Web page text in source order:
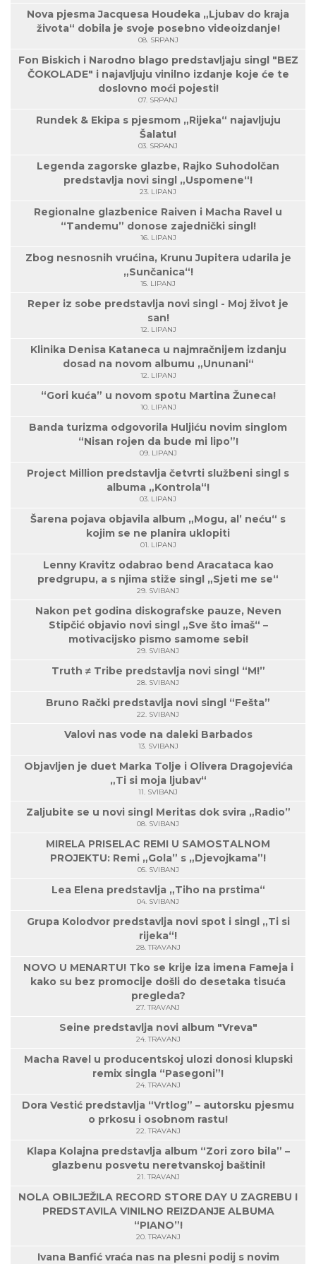
Nova pjesma Jacquesa Houdeka „Ljubav do kraja
života“ dobila je svoje posebno videoizdanje!
08. SRPANJ
Fon Biskich i Narodno blago predstavljaju singl "BEZ
ČOKOLADE" i najavljuju vinilno izdanje koje će te
doslovno moći pojesti!
07. SRPANJ
Rundek & Ekipa s pjesmom „Rijeka“ najavljuju
Šalatu!
03. SRPANJ
Legenda zagorske glazbe, Rajko Suhodolčan
predstavlja novi singl „Uspomene“!
23. LIPANJ
Regionalne glazbenice Raiven i Macha Ravel u
“Tandemu” donose zajednički singl!
16. LIPANJ
Zbog nesnosnih vrućina, Krunu Jupitera udarila je
„Sunčanica“!
15. LIPANJ
Reper iz sobe predstavlja novi singl - Moj život je
san!
12. LIPANJ
Klinika Denisa Kataneca u najmračnijem izdanju
dosad na novom albumu „Ununani“
12. LIPANJ
“Gori kuća” u novom spotu Martina Žuneca!
10. LIPANJ
Banda turizma odgovorila Huljiću novim singlom
“Nisan rojen da bude mi lipo”!
09. LIPANJ
Project Million predstavlja četvrti službeni singl s
albuma „Kontrola“!
03. LIPANJ
Šarena pojava objavila album „Mogu, al’ neću“ s
kojim se ne planira uklopiti
01. LIPANJ
Lenny Kravitz odabrao bend Aracataca kao
predgrupu, a s njima stiže singl „Sjeti me se“
29. SVIBANJ
Nakon pet godina diskografske pauze, Neven
Stipčić objavio novi singl „Sve što imaš“ –
motivacijsko pismo samome sebi!
29. SVIBANJ
Truth ≠ Tribe predstavlja novi singl “M!”
28. SVIBANJ
Bruno Rački predstavlja novi singl “Fešta”
22. SVIBANJ
Valovi nas vode na daleki Barbados
13. SVIBANJ
Objavljen je duet Marka Tolje i Olivera Dragojevića
„Ti si moja ljubav“
11. SVIBANJ
Zaljubite se u novi singl Meritas dok svira „Radio”
08. SVIBANJ
MIRELA PRISELAC REMI U SAMOSTALNOM
PROJEKTU: Remi „Gola” s „Djevojkama”!
05. SVIBANJ
Lea Elena predstavlja „Tiho na prstima“
04. SVIBANJ
Grupa Kolodvor predstavlja novi spot i singl „Ti si
rijeka“!
28. TRAVANJ
NOVO U MENARTU! Tko se krije iza imena Fameja i
kako su bez promocije došli do desetaka tisuća
pregleda?
27. TRAVANJ
Seine predstavlja novi album "Vreva"
24. TRAVANJ
Macha Ravel u producentskoj ulozi donosi klupski
remix singla “Pasegoni”!
24. TRAVANJ
Dora Vestić predstavlja “Vrtlog” – autorsku pjesmu
o prkosu i osobnom rastu!
22. TRAVANJ
Klapa Kolajna predstavlja album “Zori zoro bila” –
glazbenu posvetu neretvanskoj baštini!
21. TRAVANJ
NOLA OBILJEŽILA RECORD STORE DAY U ZAGREBU I
PREDSTAVILA VINILNO REIZDANJE ALBUMA
“PIANO”!
20. TRAVANJ
Ivana Banfić vraća nas na plesni podij s novim